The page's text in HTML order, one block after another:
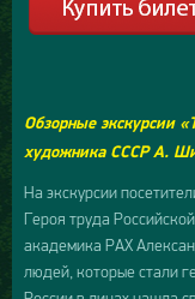
Обзорные экскурсии
художника СССР А.
На экскурсии
Героя труда
академика РАХ
людей, которые стали